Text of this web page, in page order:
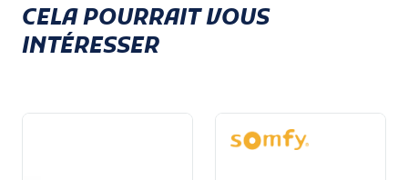
CELA POURRAIT VOUS
INTÉRESSER